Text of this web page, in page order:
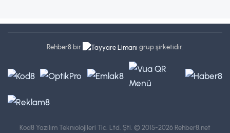
Rehber8 bir grup şirketidir.
Kod8 Yazılım Teknıolojileri Tic. Ltd. Şti. © 2015-2026 Rehber8.net